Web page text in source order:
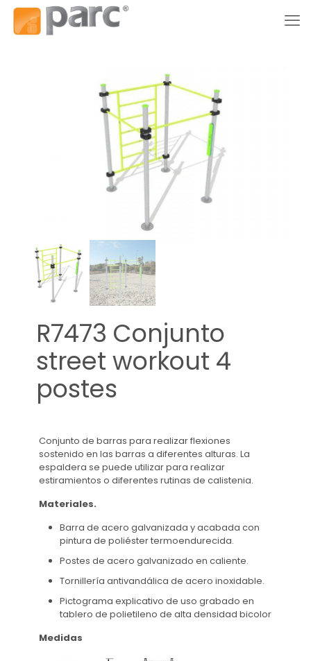
R7473 Conjunto
street workout 4
postes
Conjunto de barras para realizar flexiones
sostenido en las barras a diferentes alturas. La
espaldera se puede utilizar para realizar
estiramientos o diferentes rutinas de calistenia.
Materiales.
Barra de acero galvanizada y acabada con
pintura de poliéster termoendurecida.
Postes de acero galvanizado en caliente.
Tornillería antivandálica de acero inoxidable.
Pictograma explicativo de uso grabado en
tablero de polietileno de alta densidad bicolor
Medidas